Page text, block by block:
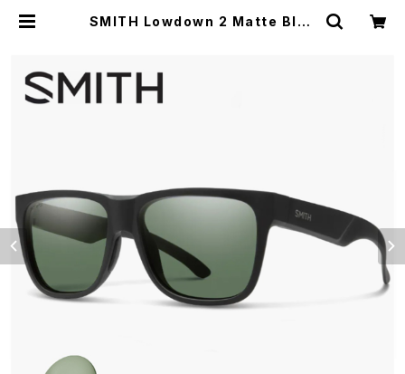
SMITH Lowdown 2 Matte Blac
n2 黒 クロマポップ グレー グリーン
キャンプ アウトドア 運転用 ゴルフ ラ
ンニング | 【サングラスドッグ】メガ